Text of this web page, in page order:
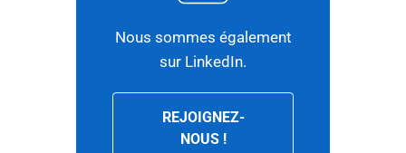
Nous sommes également
sur LinkedIn.
REJOIGNEZ-
NOUS !